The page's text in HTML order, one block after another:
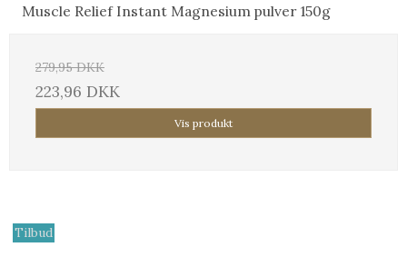
Muscle Relief Instant Magnesium pulver 150g
279,95 DKK
223,96 DKK
Vis produkt
Tilbud